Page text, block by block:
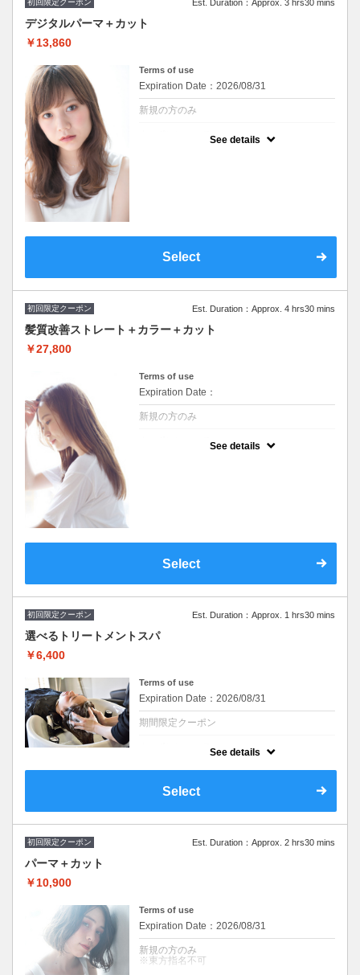
初回限定クーポン Est. Duration：Approx. 3 hrs30 mins
デジタルパーマ＋カット
￥13,860
Terms of use
Expiration Date：2026/08/31
新規の方のみ
See details
Select
初回限定クーポン Est. Duration：Approx. 4 hrs30 mins
髪質改善ストレート＋カラー＋カット
￥27,800
Terms of use
Expiration Date：
新規の方のみ
See details
Select
初回限定クーポン Est. Duration：Approx. 1 hrs30 mins
選べるトリートメントスパ
￥6,400
Terms of use
Expiration Date：2026/08/31
期間限定クーポン
た40分のトリートメントスパコース。２種類
から選べて頭皮から髪までしっかりケア♪
※シャンプー・ブロー込み/ロング料金なし
※施術時間はあくまで目安時間となりますの
See details
Select
初回限定クーポン Est. Duration：Approx. 2 hrs30 mins
パーマ＋カット
￥10,900
Terms of use
Expiration Date：2026/08/31
新規の方のみ
※東方指名不可